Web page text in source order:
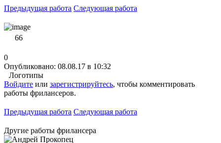
Предыдущая работа Следующая работа
66
0
Опубликовано: 08.08.17 в 10:32
Логотипы
Войдите или зарегистрируйтесь, чтобы комментировать
работы фрилансеров.
Предыдущая работа Следующая работа
Другие работы фрилансера